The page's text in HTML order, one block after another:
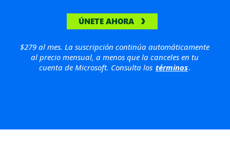
ÚNETE AHORA
$279 al mes. La suscripción continúa automáticamente
al precio mensual, a menos que la canceles en tu
cuenta de Microsoft. Consulta los términos.